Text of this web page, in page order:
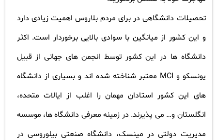
تحصیلات دانشگاهی در برای مردم بلاروس اهمیت زیادی دارد
و این کشور از میانگین با سوادی بالایی برخوردار است. اکثر
دانشگاه ها در این کشور توسط انجمن های جهانی از قبیل
یونسکو و
معتبر شناخته شده اند و بسیاری از دانشگاه
های این کشور استادان مهمان را اغلب از ایالات متحده،
انگلستان و… می پذیرند. در زمینه معرفی دانشگاه ها، موسسه
مدیریت دولتی در مینسک، دانشگاه صنعتی بیلوروسی در